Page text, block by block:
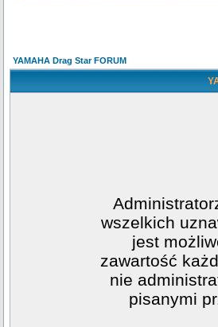
YAMAHA Drag Star FORUM
wszelkich
jest
zawartość
nie
pisanymi